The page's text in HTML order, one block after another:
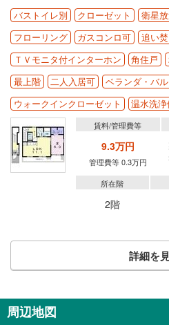
バストイレ別
クローゼット 衛星
フローリング
ガスコンロ可 追い
ＴＶモニタ付インターホン
角住戸
最上階
二人入居可
ベランダ・バ
ウォークインクローゼット
温水洗
賃料/管理費等
9.3万円
管理費等 0.3万円
所在階
2階
詳細を
周辺地図